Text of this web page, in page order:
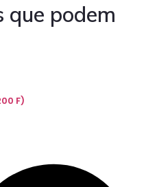
podem
F)